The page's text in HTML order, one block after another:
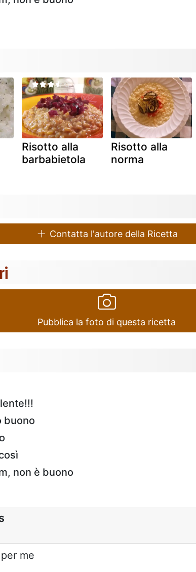
Risotto alla
barbabietola
Risotto alla
norma
Contatta l'autore della Ricetta
Pubblica la foto di questa ricetta
buono
non è buono
me